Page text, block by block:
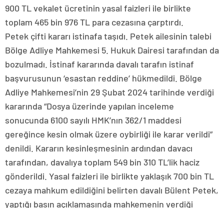
900 TL vekalet ücretinin yasal faizleri ile birlikte
toplam 465 bin 976 TL para cezasına çarptırdı.
Petek çifti kararı istinafa taşıdı. Petek ailesinin talebi
Bölge Adliye Mahkemesi 5. Hukuk Dairesi tarafından da
bozulmadı. İstinaf kararında davalı tarafın istinaf
başvurusunun ‘esastan reddine’ hükmedildi. Bölge
Adliye Mahkemesi’nin 29 Şubat 2024 tarihinde verdiği
kararında “Dosya üzerinde yapılan inceleme
sonucunda 6100 sayılı HMK’nın 362/1 maddesi
gereğince kesin olmak üzere oybirliği ile karar verildi”
denildi. Kararın kesinleşmesinin ardından davacı
tarafından, davalıya toplam 549 bin 310 TL’lik haciz
gönderildi. Yasal faizleri ile birlikte yaklaşık 700 bin TL
cezaya mahkum edildiğini belirten davalı Bülent Petek,
yaptığı basın açıklamasında mahkemenin verdiği